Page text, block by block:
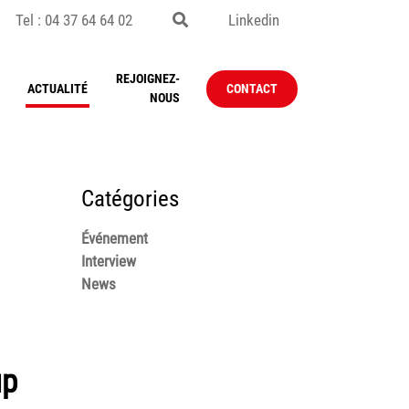
Tel : 04 37 64 64 02 Linkedin
ACTUALITÉ
REJOIGNEZ-
NOUS
CONTACT
Catégories
Événement
Interview
News